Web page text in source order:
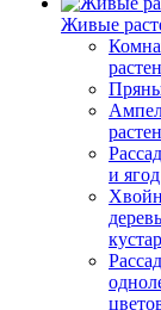
Живые
и ягод